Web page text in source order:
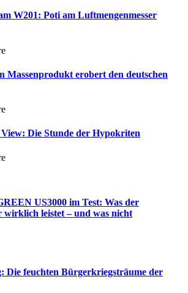
W201: Poti am Luftmengenmesser
Massenprodukt erobert den deutschen
View: Die Stunde der Hypokriten
US3000 im Test: Was der
wirklich leistet – und was nicht
Die feuchten Bürgerkriegsträume der